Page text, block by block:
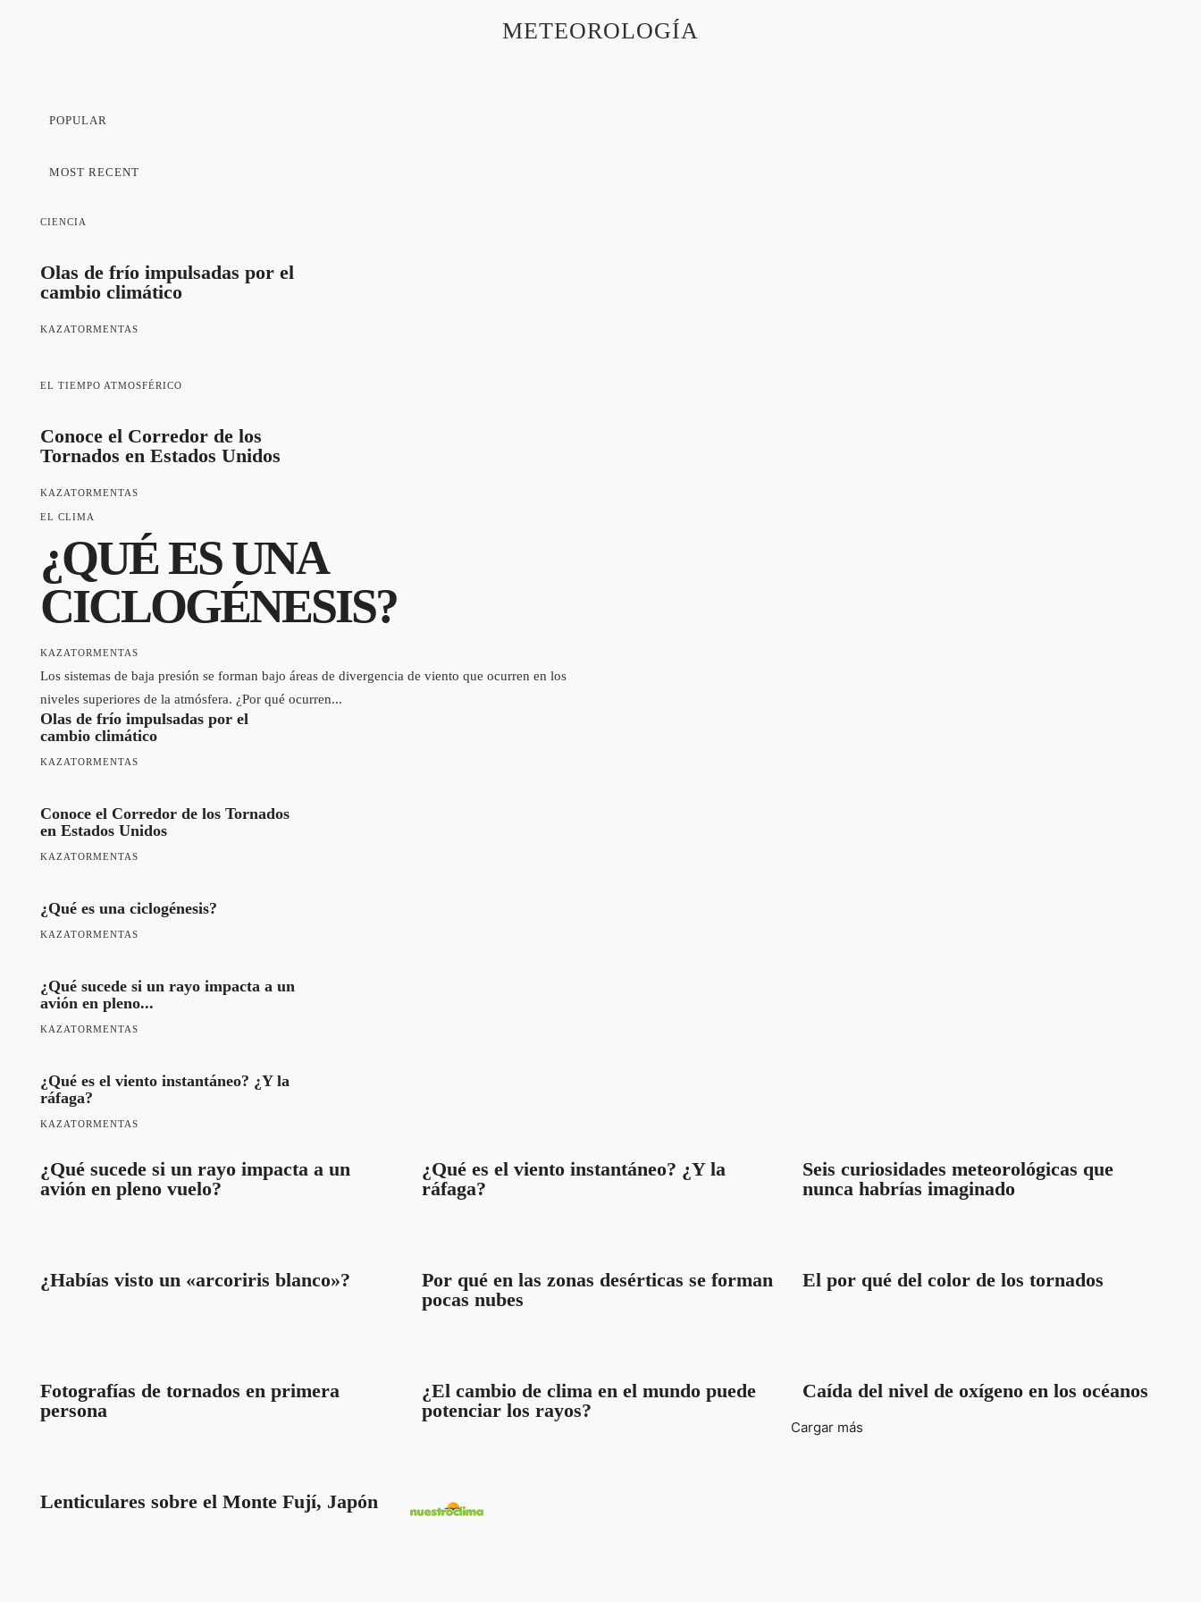
METEOROLOGÍA
POPULAR
MOST RECENT
CIENCIA
Olas de frío impulsadas por el
cambio climático
KAZATORMENTAS
EL TIEMPO ATMOSFÉRICO
Conoce el Corredor de los
Tornados en Estados Unidos
KAZATORMENTAS
EL CLIMA
¿QUÉ ES UNA
CICLOGÉNESIS?
KAZATORMENTAS
Los sistemas de baja presión se forman bajo áreas de divergencia de viento que ocurren en los
niveles superiores de la atmósfera. ¿Por qué ocurren...
Olas de frío impulsadas por el
cambio climático
KAZATORMENTAS
Conoce el Corredor de los Tornados
en Estados Unidos
KAZATORMENTAS
¿Qué es una ciclogénesis?
KAZATORMENTAS
¿Qué sucede si un rayo impacta a un
avión en pleno...
KAZATORMENTAS
¿Qué es el viento instantáneo? ¿Y la
ráfaga?
KAZATORMENTAS
¿Qué sucede si un rayo impacta a un
avión en pleno vuelo?
¿Qué es el viento instantáneo? ¿Y la
ráfaga?
Seis curiosidades meteorológicas que
nunca habrías imaginado
¿Habías visto un «arcoriris blanco»?
Por qué en las zonas desérticas se forman
pocas nubes
El por qué del color de los tornados
Fotografías de tornados en primera
persona
¿El cambio de clima en el mundo puede
potenciar los rayos?
Caída del nivel de oxígeno en los océanos
Lenticulares sobre el Monte Fují, Japón
Cargar más